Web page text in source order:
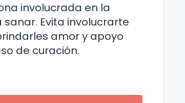
involucrada en la
Evita involucrarte
amor y apoyo
de curación.